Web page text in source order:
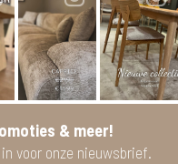
& meer!
voor onze nieuwsbrief.